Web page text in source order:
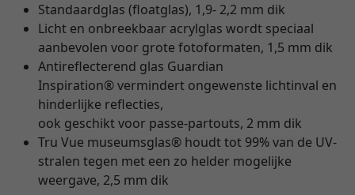
Standaardglas (floatglas), 1,9- 2,2 mm dik
Licht en onbreekbaar acrylglas wordt speciaal
aanbevolen voor grote fotoformaten, 1,5 mm dik
Antireflecterend glas Guardian
Inspiration® vermindert ongewenste lichtinval en
hinderlijke reflecties,
ook geschikt voor passe-partouts, 2 mm dik
Tru Vue museumsglas® houdt tot 99% van de UV-
stralen tegen met een zo helder mogelijke
weergave, 2,5 mm dik